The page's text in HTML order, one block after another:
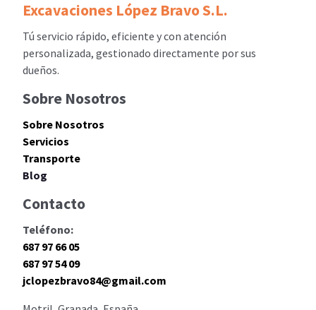
Excavaciones López Bravo S.L.
Tú servicio rápido, eficiente y con atención
personalizada, gestionado directamente por sus
dueños.
Sobre Nosotros
Sobre Nosotros
Servicios
Transporte
Blog
Contacto
Teléfono:
687 97 66 05
687 97 54 09
jclopezbravo84@gmail.com